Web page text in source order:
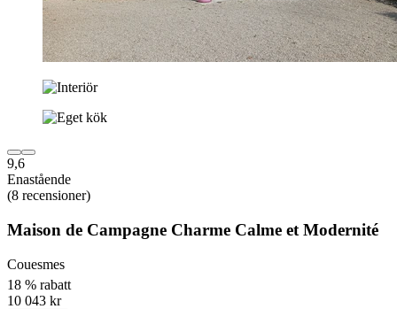
9,6
Enastående
(8 recensioner)
Maison de Campagne Charme Calme et Modernité
Couesmes
18 % rabatt
10 043 kr